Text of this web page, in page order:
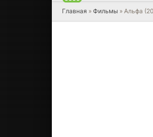
Главная » Фильмы » Альфа